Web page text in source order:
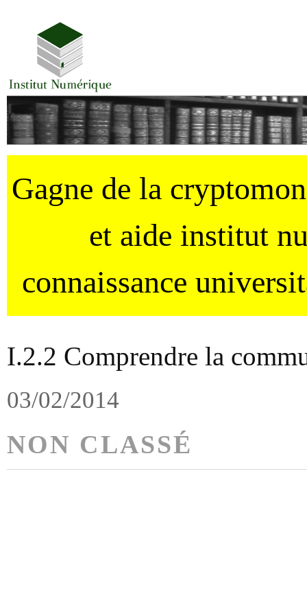
Gagne de la
et aide institut
connaissance
I.2.2 Comprendre la
03/02/2014
NON CLASSÉ